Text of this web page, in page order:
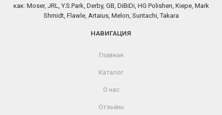
как: Moser, JRL, Y.S.Park, Derby, GB, DiBiDi, HG Polishen, Kiepe, Mark
Shmidt, Flawle, Artaius, Melon, Suntachi, Takara
НАВИГАЦИЯ
Главная
Каталог
О нас
Отзывы